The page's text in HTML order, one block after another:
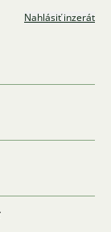
Nahlásiť inzerát